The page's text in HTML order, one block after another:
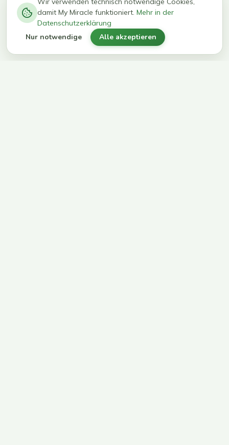
kg in 12
Wochen
erreichen
ihr Ziel
damit My Miracle funktioniert. Mehr in der
Datenschutzerklärung
Nur notwendige Alle akzeptieren